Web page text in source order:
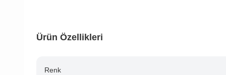
Ürün Özellikleri
Renk